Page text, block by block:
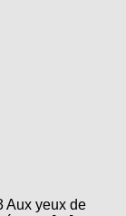
Aux yeux de